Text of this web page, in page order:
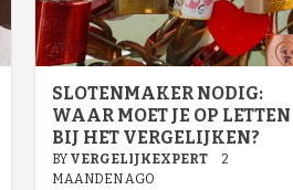
SLOTENMAKER NODIG:
WAAR MOET JE OP LETTEN
BIJ HET VERGELIJKEN?
BY VERGELIJKEXPERT
2
MAANDEN AGO